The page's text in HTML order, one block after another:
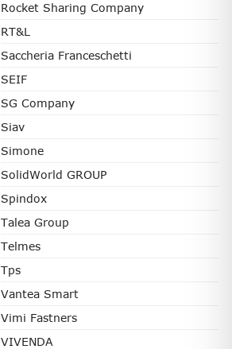
Rocket Sharing Company
RT&L
Saccheria Franceschetti
SEIF
SG Company
Siav
Simone
SolidWorld GROUP
Spindox
Talea Group
Telmes
Tps
Vantea Smart
Vimi Fastners
VIVENDA